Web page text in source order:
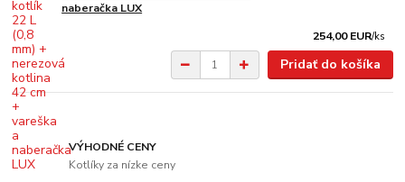
naberačka LUX
254,00 EUR/ks
Pridať do košíka
VÝHODNÉ CENY
Kotlíky za nízke ceny